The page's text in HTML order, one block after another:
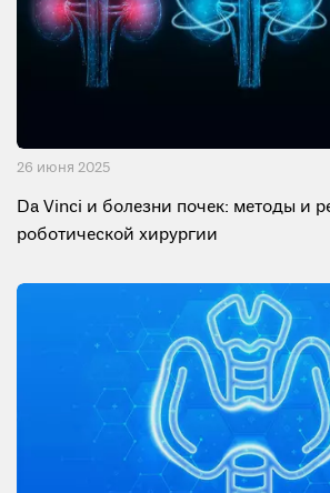
26 июня 2025
Da Vinci и болезни почек: методы и
роботической хирургии